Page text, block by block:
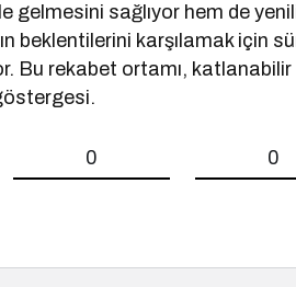
gelmesini sağlıyor hem de
beklentilerini karşılamak için
Bu rekabet ortamı,
0 0